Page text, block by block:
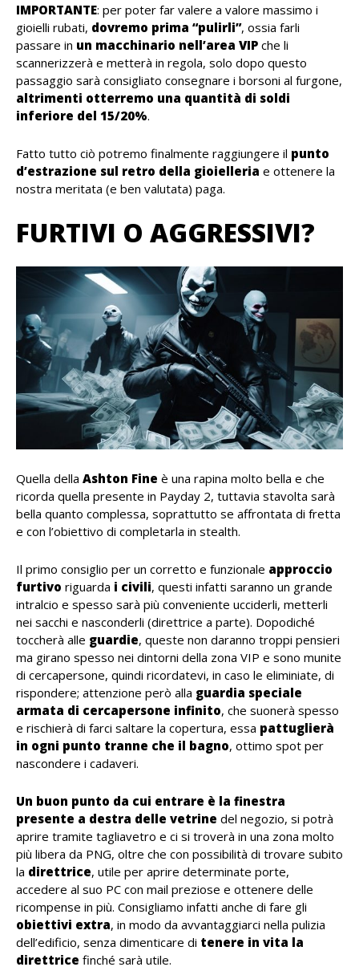
IMPORTANTE: per poter far valere a valore massimo i
gioielli rubati, dovremo prima “pulirli”, ossia farli
passare in un macchinario nell’area VIP che li
scannerizzerà e metterà in regola, solo dopo questo
passaggio sarà consigliato consegnare i borsoni al furgone,
altrimenti otterremo una quantità di soldi
inferiore del 15/20%.
Fatto tutto ciò potremo finalmente raggiungere il punto
d’estrazione sul retro della gioielleria e ottenere la
nostra meritata (e ben valutata) paga.
FURTIVI O AGGRESSIVI?
Quella della Ashton Fine è una rapina molto bella e che
ricorda quella presente in Payday 2, tuttavia stavolta sarà
bella quanto complessa, soprattutto se affrontata di fretta
e con l’obiettivo di completarla in stealth.
Il primo consiglio per un corretto e funzionale approccio
furtivo riguarda i civili, questi infatti saranno un grande
intralcio e spesso sarà più conveniente ucciderli, metterli
nei sacchi e nasconderli (direttrice a parte). Dopodiché
toccherà alle guardie, queste non daranno troppi pensieri
ma girano spesso nei dintorni della zona VIP e sono munite
di cercapersone, quindi ricordatevi, in caso le eliminiate, di
rispondere; attenzione però alla guardia speciale
armata di cercapersone infinito, che suonerà spesso
e rischierà di farci saltare la copertura, essa pattuglierà
in ogni punto tranne che il bagno, ottimo spot per
nascondere i cadaveri.
Un buon punto da cui entrare è la finestra
presente a destra delle vetrine del negozio, si potrà
aprire tramite tagliavetro e ci si troverà in una zona molto
più libera da PNG, oltre che con possibilità di trovare subito
la direttrice, utile per aprire determinate porte,
accedere al suo PC con mail preziose e ottenere delle
ricompense in più. Consigliamo infatti anche di fare gli
obiettivi extra, in modo da avvantaggiarci nella pulizia
dell’edificio, senza dimenticare di tenere in vita la
direttrice finché sarà utile.